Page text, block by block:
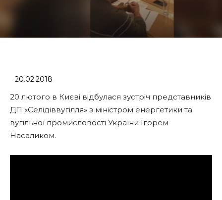
20.02.2018
20 лютого в Києві відбулася зустріч представників
ДП ​​«Селідіввугілля» з міністром енергетики та
вугільної промисловості України Ігорем
Насаликом.